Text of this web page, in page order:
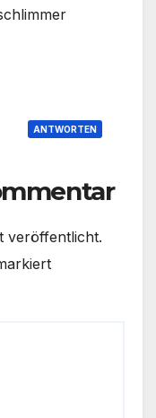
ANTWORTEN
veröffentlicht.